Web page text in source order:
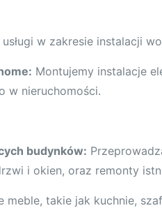
w zakresie instalacji
Montujemy instalacje
w nieruchomości.
budynków:
i okien, oraz remonty
meble, takie jak kuchnie,